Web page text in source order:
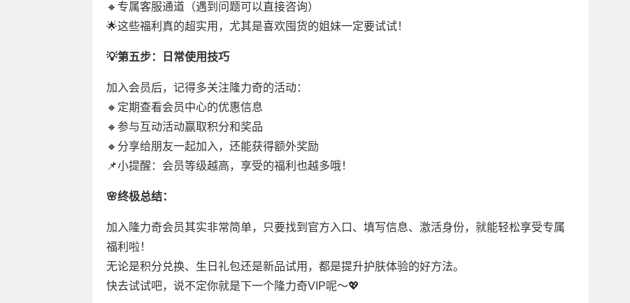
🔸专属客服通道（遇到问题可以直接咨询）
🌟这些福利真的超实用，尤其是喜欢囤货的姐妹一定要试试！
💡第五步：日常使用技巧
加入会员后，记得多关注隆力奇的活动：
🔸定期查看会员中心的优惠信息
🔸参与互动活动赢取积分和奖品
🔸分享给朋友一起加入，还能获得额外奖励
📌小提醒：会员等级越高，享受的福利也越多哦！
🌸终极总结：
加入隆力奇会员其实非常简单，只要找到官方入口、填写信息、激活身份，就能轻松享受专属
福利啦！
无论是积分兑换、生日礼包还是新品试用，都是提升护肤体验的好方法。
快去试试吧，说不定你就是下一个隆力奇VIP呢～💖